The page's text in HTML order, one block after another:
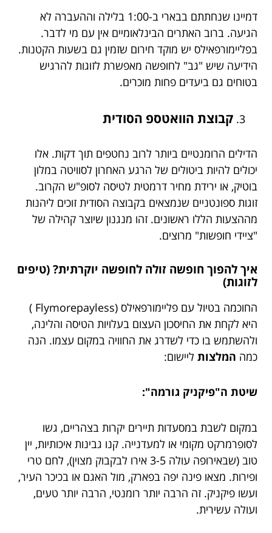
דמיינו שנחתתם בבארי ב-1:00 בלילה וההעברה לא
הגיעה. ברוב האתרים הבינלאומיים אין עם מי לדבר.
בפליימורפאילס יש מוקד חירום שזמין גם בשעות הקטנות.
הידיעה שיש "גב" לחופשה מאפשרת לזוגות להרגיש
בטוחים גם ביעדים פחות מוכרים.
קבוצת הוואטספ הסודית
הדילים הרומנטיים ביותר לרוב נחטפים תוך דקות. אלו
יכולים להיות ביטולים של הרגע האחרון לסוויטה במלון
בוטיק, או ירידת מחיר דרמטית לטיסה לסופ"ש הקרוב.
זוגות ספונטניים שנמצאים בקבוצה הסודית זוכים ליהנות
מההצעות הללו ראשונים. זהו מנגנון שיוצר קהילה של
"ציידי חופשות" מרוצים.
איך להפוך חופשה זולה לחופשה יוקרתית? (טיפים
לזוגות)
החוכמה בטיול עם פליימורפאילס (Flymorepayless )
היא לקחת את החיסכון העצום בעלויות הטיסה והלינה,
ולהשתמש בו כדי לשדרג את החוויה במקום עצמו. הנה
כמה המלצות ליישום:
שיטת ה"פיקניק גורמה":
במקום לשבת במסעדות תיירים יקרות בצהריים, גשו
לסופרמרקט מקומי או למעדנייה. קנו גבינות איכותיות, יין
טוב (שבאירופה עולה 3-5 אירו לבקבוק מצוין), לחם טרי
ופירות. מצאו פינה יפה בפארק, מול האגם או בכיכר העיר,
ועשו פיקניק. זה הרבה יותר רומנטי, הרבה יותר טעים,
ועולה עשירית.